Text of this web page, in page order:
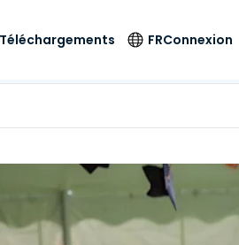
sur
Antivirus
Détection et
réponse sur les
terminaux
Divertissements
Divertissements
Téléchargements FR
Deutsch
Connexion